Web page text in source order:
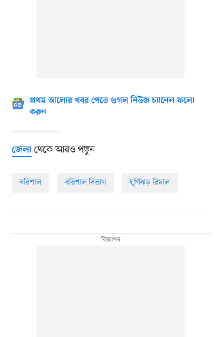
প্রথম আলোর খবর পেতে গুগল নিউজ চ্যানেল ফলো
করুন
জেলাথেকে আরও পড়ুন
বরিশাল বরিশাল বিভাগ ঘূর্ণিঝড় রিমাল